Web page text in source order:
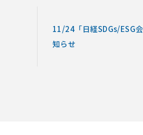
11/24「日経SDGs/ESG
知らせ